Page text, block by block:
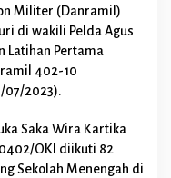
Militer (Danramil)
di wakili Pelda Agus
Latihan Pertama
402-10
07/2023).
Saka Wira Kartika
OKI diikuti 82
Sekolah Menengah di